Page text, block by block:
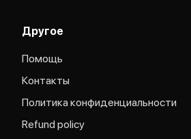
Другое
Помощь
Контакты
Политика конфиденциальности
Refund policy